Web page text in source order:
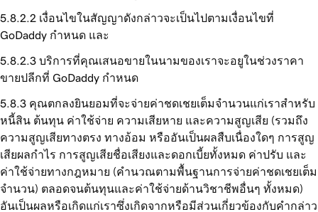
เงื่อนไขในสัญญาดังกล่าวจะเป็นไปตามเงื่อนไขที่
GoDaddy กำหนด และ
บริการที่คุณเสนอขายในนามของเราจะอยูในช่วงราคา
ขายปลีกที่ GoDaddy กำหนด
คุณตกลงยินยอมที่จะจ่ายค่าชดเชยเต็มจำนวนแก่เราสำหรับ
หนี้สิน ต้นทุน ค่าใช้จ่าย ความเสียหาย และความสูญเสีย (รวมถึง
ความสูญเสียทางตรง ทางอ้อม หรืออันเป็นผลสืบเนื่องใดๆ การสูญ
เสียผลกำไร การสูญเสียชื่อเสียงและดอกเบี้ยทั้งหมด ค่าปรับ และ
ค่าใช้จ่ายทางกฎหมาย (คำนวณตามพื้นฐานการจ่ายค่าชดเชยเต็ม
จำนวน) ตลอดจนต้นทุนและค่าใช้จ่ายด้านวิชาชีพอื่นๆ ทั้งหมด)
อันเป็นผลหรือเกิดแก่เราซึ่งเกิดจากหรือมีส่วนเกี่ยวข้องกับคำกล่าว